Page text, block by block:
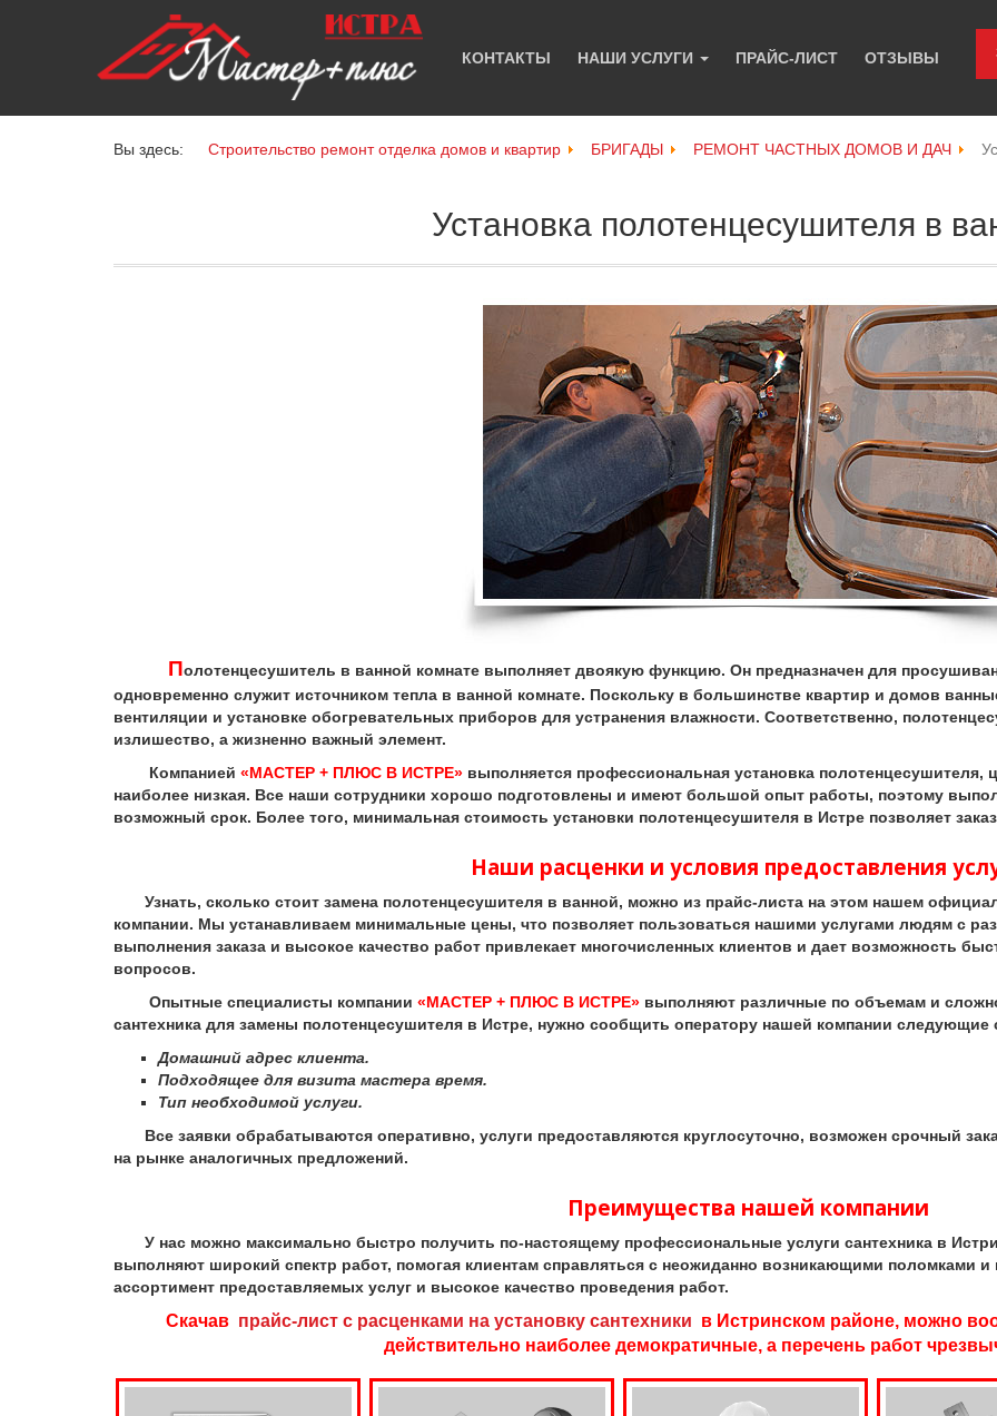
КОНТАКТЫ НАШИ УСЛУГИ ПРАЙС-ЛИСТ ОТЗЫВЫ
Вы здесь: Строительство ремонт отделка домов и квартир БРИГАДЫ РЕМОНТ ЧАСТНЫХ ДОМОВ И ДАЧ
Установка полотенцесушителя в
Полотенцесушитель в ванной комнате выполняет двоякую функцию. Он предназначен для
одновременно служит источником тепла в ванной комнате. Поскольку в большинстве квартир и домов
вентиляции и установке обогревательных приборов для устранения влажности. Соответственно,
излишество, а жизненно важный элемент.
Компанией «МАСТЕР + ПЛЮС В ИСТРЕ» выполняется профессиональная установка полотенцесушителя,
наиболее низкая. Все наши сотрудники хорошо подготовлены и имеют большой опыт работы, поэтому
возможный срок. Более того, минимальная стоимость установки полотенцесушителя в Истре позволяет
Наши расценки и условия предоставления
Узнать, сколько стоит замена полотенцесушителя в ванной, можно из прайс-листа на этом нашем
компании. Мы устанавливаем минимальные цены, что позволяет пользоваться нашими услугами людям с
выполнения заказа и высокое качество работ привлекает многочисленных клиентов и дает возможность
вопросов.
Опытные специалисты компании «МАСТЕР + ПЛЮС В ИСТРЕ» выполняют различные по объемам и
сантехника для замены полотенцесушителя в Истре, нужно сообщить оператору нашей компании следующие
Домашний адрес клиента.
Подходящее для визита мастера время.
Тип необходимой услуги.
Все заявки обрабатываются оперативно, услуги предоставляются круглосуточно, возможен срочный
на рынке аналогичных предложений.
Преимущества нашей компании
У нас можно максимально быстро получить по-настоящему профессиональные услуги сантехника в
выполняют широкий спектр работ, помогая клиентам справляться с неожиданно возникающими поломками
ассортимент предоставляемых услуг и высокое качество проведения работ.
Скачав прайс-лист с расценками на установку сантехники в Истринском районе, можно
действительно наиболее демократичные, а перечень работ